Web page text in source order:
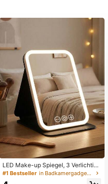
LED Make-up Spiegel, 3 Verlichting
smodi, Verstelbare Helderheid, Draa
gbaar Vouwbaar Ontwerp, Geschikt
#1 Bestseller in Badkamergadgets die favoriet zijn bij klanten B